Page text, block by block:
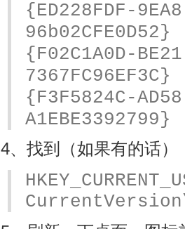
{ED228FDF-
96b02CFE0D52}
{F02C1A0D-
7367FC96EF3C}
{F3F5824C-
A1EBE3392799}
4、找到（如果有的话